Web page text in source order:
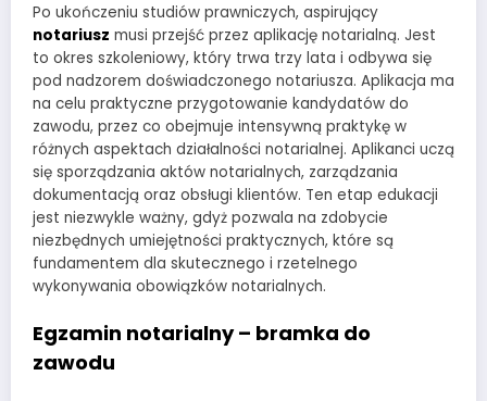
Po ukończeniu studiów prawniczych, aspirujący
notariusz musi przejść przez aplikację notarialną. Jest
to okres szkoleniowy, który trwa trzy lata i odbywa się
pod nadzorem doświadczonego notariusza. Aplikacja ma
na celu praktyczne przygotowanie kandydatów do
zawodu, przez co obejmuje intensywną praktykę w
różnych aspektach działalności notarialnej. Aplikanci uczą
się sporządzania aktów notarialnych, zarządzania
dokumentacją oraz obsługi klientów. Ten etap edukacji
jest niezwykle ważny, gdyż pozwala na zdobycie
niezbędnych umiejętności praktycznych, które są
fundamentem dla skutecznego i rzetelnego
wykonywania obowiązków notarialnych.
Egzamin notarialny – bramka do
zawodu